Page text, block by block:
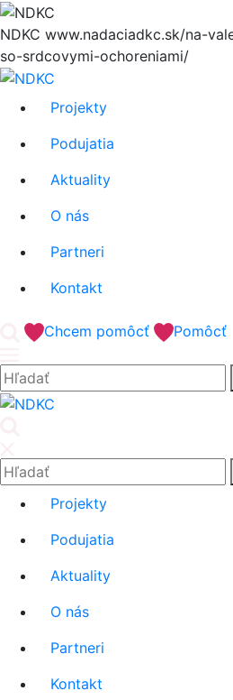
Hore
NDKC www.nadaciadkc.sk/na-
so-srdcovymi-ochoreniami/
Projekty
Podujatia
Aktuality
O nás
Partneri
Kontakt
'.__('Search').'Chcem pomôcť Pomôcť
Hľadať:
Hľadať:
Projekty
Podujatia
Aktuality
O nás
Partneri
Kontakt